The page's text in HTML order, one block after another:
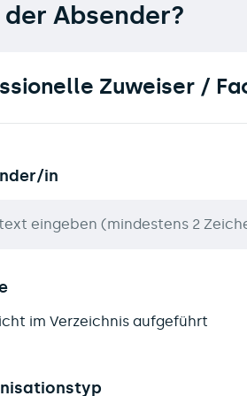
Absender?
Zuweiser /
in
im Verzeichnis aufgeführt